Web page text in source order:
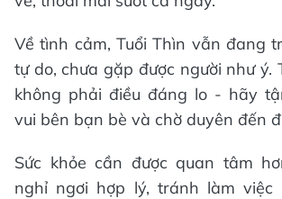
Về tình cảm, Tuổi Thìn vẫn đang
tự do, chưa gặp được người như ý.
không phải điều đáng lo - hãy
vui bên bạn bè và chờ duyên đến
Sức khỏe cần được quan tâm
nghỉ ngơi hợp lý, tránh làm việc